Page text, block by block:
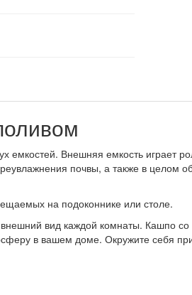
емкостей. Внешняя емкость играет
почвы, а также в целом
на подоконнике или столе.
вид каждой комнаты. Кашпо со
в вашем доме. Окружите себя